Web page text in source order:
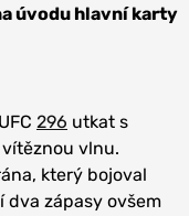
úvodu hlavní karty
296 utkat s
vlnu.
který bojoval
dva zápasy ovšem